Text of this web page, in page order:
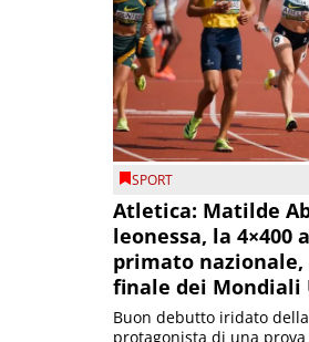
SPORT
Atletica: Matilde
leonessa, la 4×400
primato
finale dei Mondiali
Buon debutto iridato
protagonista di una